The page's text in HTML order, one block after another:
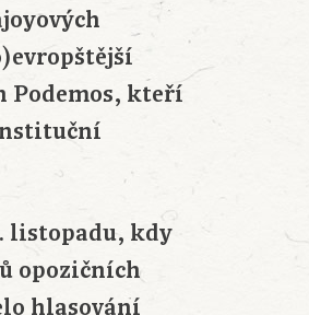
Podemos, kteří
listopadu, kdy
opozičních
hlasování